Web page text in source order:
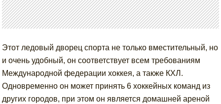
Этот ледовый дворец спорта не только вместительный, но
и очень удобный, он соответствует всем требованиям
Международной федерации хоккея, а также КХЛ.
Одновременно он может принять 6 хоккейных команд из
других городов, при этом он является домашней ареной